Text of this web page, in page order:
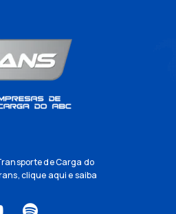
de Carga do
clique aquie saiba